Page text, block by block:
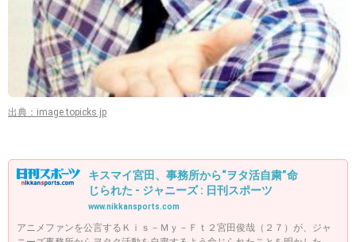
出典：image.topicks.jp
キスマイ宮田、事務所から“ヲタ活自粛”命
じられた - ジャニーズ : 日刊スポーツ
www.nikkansports.com
アニメファンを公言するＫｉｓ－Ｍｙ－Ｆｔ２宮田俊哉（２７）が、ジャ